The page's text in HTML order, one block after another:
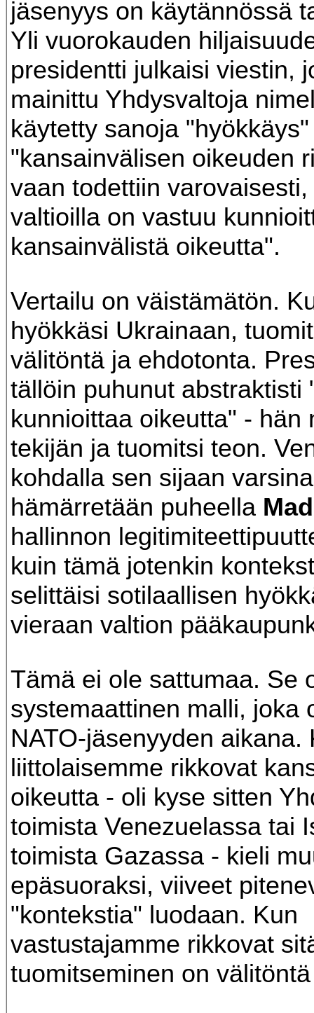
jäsenyys on käytännössä
Yli vuorokauden
presidentti julkaisi viestin,
mainittu Yhdysvaltoja
käytetty sanoja
"kansainvälisen oikeuden
vaan todettiin
valtioilla on vastuu
kansainvälistä oikeutta".
Vertailu on väistämätön.
hyökkäsi Ukrainaan,
välitöntä ja ehdotonta.
tällöin puhunut abstraktisti
kunnioittaa oikeutta" - hän
tekijän ja tuomitsi teon.
kohdalla sen sijaan
hämärretään puheella
hallinnon
kuin tämä jotenkin
selittäisi sotilaallisen
vieraan valtion
Tämä ei ole sattumaa. Se
systemaattinen malli, joka
NATO-jäsenyyden aikana.
liittolaisemme rikkovat
oikeutta - oli kyse sitten
toimista Venezuelassa tai
toimista Gazassa - kieli
epäsuoraksi, viiveet
"kontekstia" luodaan. Kun
vastustajamme rikkovat
tuomitseminen on